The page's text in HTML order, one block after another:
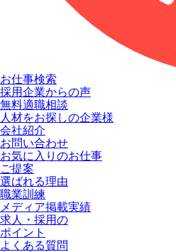
お仕事検索
採用企業からの声
無料適職相談
人材をお探しの企業様
会社紹介
お問い合わせ
お気に入りのお仕事
ご提案
選ばれる理由
職業訓練
メディア掲載実績
求人・採用の
ポイント
よくある質問